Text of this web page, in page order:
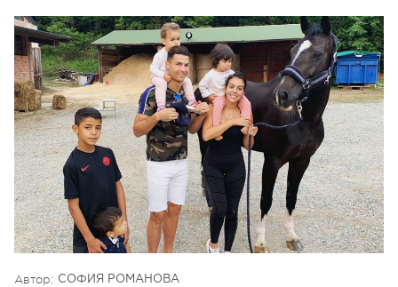
Автор: СОФИЯ РОМАНОВА